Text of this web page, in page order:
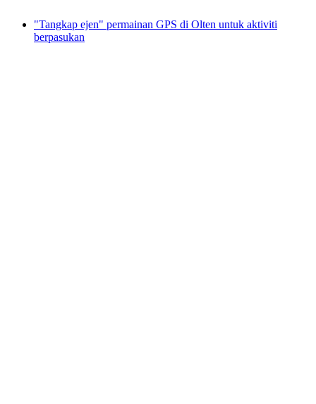
"Tangkap ejen" permainan GPS di Olten untuk aktiviti
berpasukan